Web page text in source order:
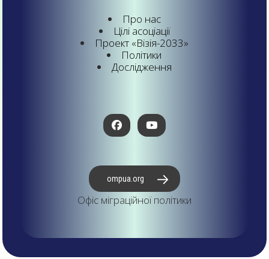
Про нас
Цілі асоціації
Проект «Візія-2033»
Політики
Дослідження
ompua.org
Офіс міграційної політики